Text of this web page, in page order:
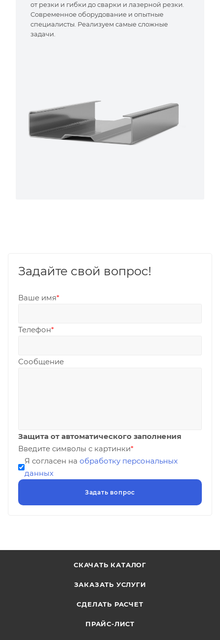
от резки и гибки до сварки и лазерной резки.
Современное оборудование и опытные
специалисты. Реализуем самые сложные
задачи.
Задайте свой вопрос!
Ваше имя*
Телефон*
Сообщение
Защита от автоматического заполнения
Введите символы с картинки*
Я согласен на обработку персональных
данных
СКАЧАТЬ КАТАЛОГ
ЗАКАЗАТЬ УСЛУГИ
СДЕЛАТЬ РАСЧЕТ
ПРАЙС-ЛИСТ